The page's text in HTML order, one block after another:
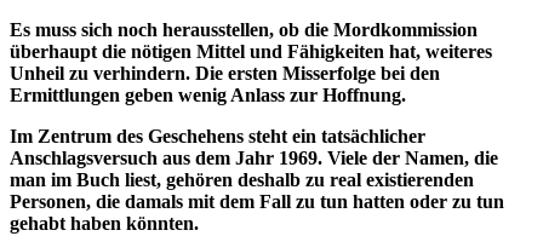
Es muss sich noch herausstellen, ob die Mordkommission
überhaupt die nötigen Mittel und Fähigkeiten hat, weiteres
Unheil zu verhindern. Die ersten Misserfolge bei den
Ermittlungen geben wenig Anlass zur Hoffnung.
Im Zentrum des Geschehens steht ein tatsächlicher
Anschlagsversuch aus dem Jahr 1969. Viele der Namen, die
man im Buch liest, gehören deshalb zu real existierenden
Personen, die damals mit dem Fall zu tun hatten oder zu tun
gehabt haben könnten.